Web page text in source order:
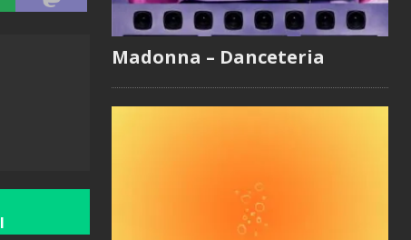
Madonna – Danceteria